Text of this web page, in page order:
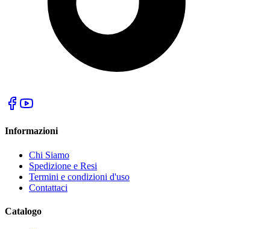
Informazioni
Chi Siamo
Spedizione e Resi
Termini e condizioni d'uso
Contattaci
Catalogo